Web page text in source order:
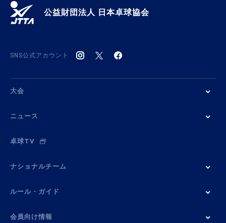
公益財団法人 日本卓球協会
SNS公式アカウント
大会
ニュース
卓球TV
ナショナルチーム
ルール・ガイド
会員向け情報